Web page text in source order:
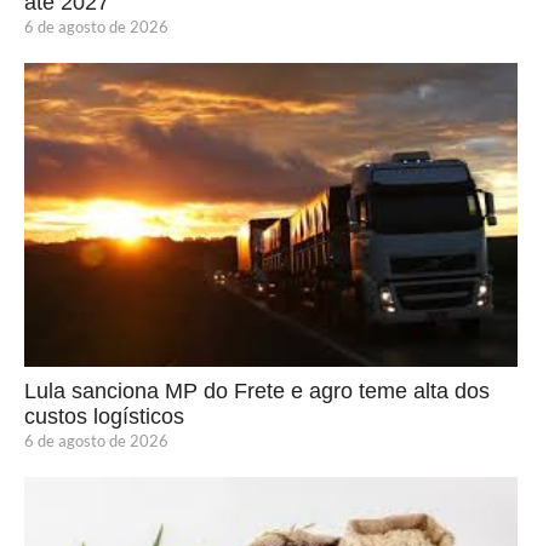
6 de agosto de 2026
Lula sanciona MP do Frete e agro teme alta dos
custos logísticos
6 de agosto de 2026